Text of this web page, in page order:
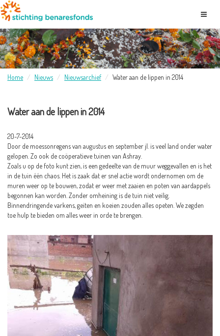
Home Nieuws Nieuwsarchief Water aan de lippen in 2014
Water aan de lippen in 2014
20-7-2014
Door de moessonregens van augustus en september jl. is veel land onder water
gelopen. Zo ook de coöperatieve tuinen van Ashray.
Zoals u op de foto kunt zien, is een gedeelte van de muur weggevallen en is het
in de tuin één chaos. Het is zaak dat er snel actie wordt ondernomen om de
muren weer op te bouwen, zodat er weer met zaaien en poten van aardappels
begonnen kan worden. Zonder omheining is de tuin niet veilig.
Binnendringende varkens, geiten en koeien zouden alles opeten. We zegden
toe hulp te bieden om alles weer in orde te brengen.